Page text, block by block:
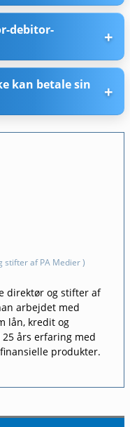
debitor-
kan betale sin
stifter af PA Medier)
direktør og stifter af
arbejdet med
lån, kredit og
års erfaring med
produkter.